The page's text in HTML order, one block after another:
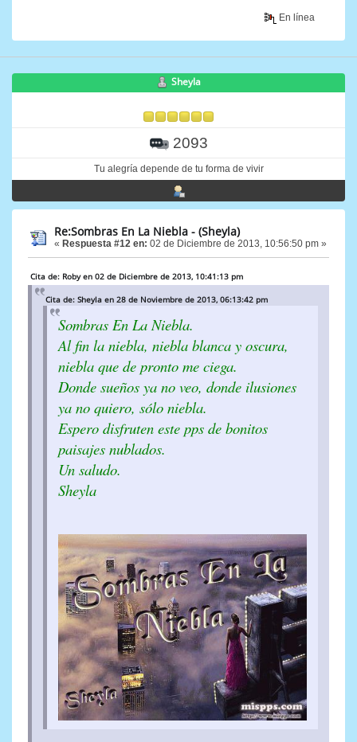
En línea
Sheyla
2093
Tu alegría depende de tu forma de vivir
Re:Sombras En La Niebla - (Sheyla)
« Respuesta #12 en: 02 de Diciembre de 2013, 10:56:50 pm »
Cita de: Roby en 02 de Diciembre de 2013, 10:41:13 pm
Cita de: Sheyla en 28 de Noviembre de 2013, 06:13:42 pm
Sombras En La Niebla.
Al fin la niebla, niebla blanca y oscura,
niebla que de pronto me ciega.
Donde sueños ya no veo, donde ilusiones
ya no quiero, sólo niebla.
Espero disfruten este pps de bonitos
paisajes nublados.
Un saludo.
Sheyla